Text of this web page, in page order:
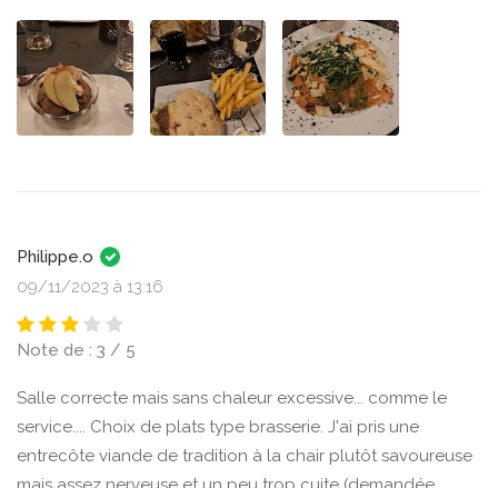
Philippe.o
09/11/2023 à 13:16
Note de : 3 / 5
Salle correcte mais sans chaleur excessive... comme le
service.... Choix de plats type brasserie. J'ai pris une
entrecôte viande de tradition à la chair plutôt savoureuse